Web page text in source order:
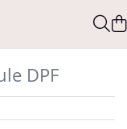
DPF